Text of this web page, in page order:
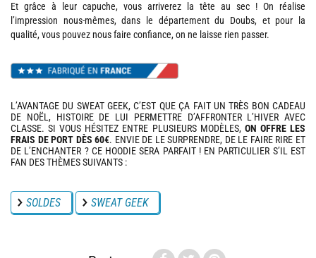
Et grâce à leur capuche, vous arriverez la tête au sec ! On réalise
l’impression nous-mêmes, dans le département du Doubs, et pour la
qualité, vous pouvez nous faire confiance, on ne laisse rien passer.
L’AVANTAGE DU SWEAT GEEK, C’EST QUE ÇA FAIT UN TRÈS BON CADEAU
DE NOËL, HISTOIRE DE LUI PERMETTRE D’AFFRONTER L’HIVER AVEC
CLASSE. SI VOUS HÉSITEZ ENTRE PLUSIEURS MODÈLES, ON OFFRE LES
FRAIS DE PORT DÈS 60€. ENVIE DE LE SURPRENDRE, DE LE FAIRE RIRE ET
DE L’ENCHANTER ? CE HOODIE SERA PARFAIT ! EN PARTICULIER S’IL EST
FAN DES THÈMES SUIVANTS :
SOLDES SWEAT GEEK